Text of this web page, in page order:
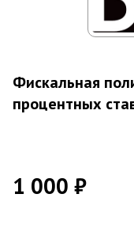
Фискальная
процентных
1 000 ₽